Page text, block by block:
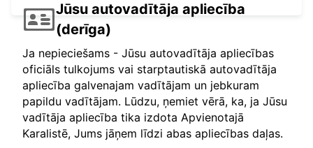
Jūsu autovadītāja apliecība
(derīga)
Ja nepieciešams - Jūsu autovadītāja apliecības
oficiāls tulkojums vai starptautiskā autovadītāja
apliecība galvenajam vadītājam un jebkuram
papildu vadītājam. Lūdzu, ņemiet vērā, ka, ja Jūsu
vadītāja apliecība tika izdota Apvienotajā
Karalistē, Jums jāņem līdzi abas apliecības daļas.